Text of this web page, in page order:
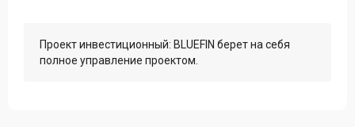
Проект инвестиционный: BLUEFIN берет на себя
полное управление проектом.